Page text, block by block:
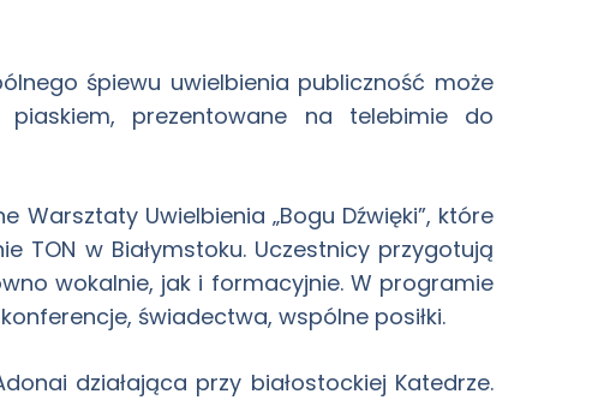
śpiewu uwielbienia publiczność może
prezentowane na telebimie do
Uwielbienia „Bogu Dźwięki”, które
TON w Białymstoku. Uczestnicy przygotują
wokalnie, jak i formacyjnie. W programie
świadectwa, wspólne posiłki.
działająca przy białostockiej Katedrze.